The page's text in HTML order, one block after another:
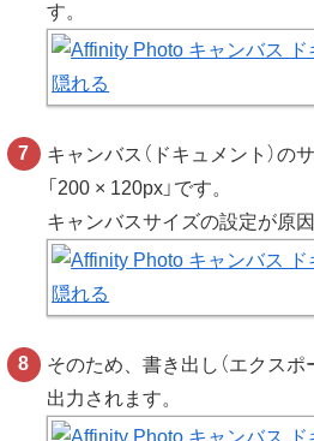
す。
キャンバス（ドキュメント）の
「200 × 120px」です。
キャンバスサイズの設定が原
そのため、書き出し（エクスポ
出力されます。